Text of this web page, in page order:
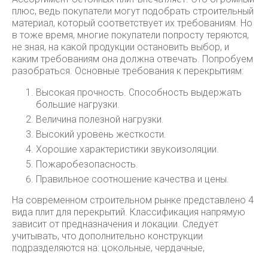
плюс, ведь покупатели могут подобрать строительный
материал, который соответствует их требованиям. Но
в тоже время, многие покупатели попросту теряются,
не зная, на какой продукции остановить выбор, и
каким требованиям она должна отвечать. Попробуем
разобраться. Основные требования к перекрытиям:
Высокая прочность. Способность выдержать
большие нагрузки.
Величина полезной нагрузки.
Высокий уровень жесткости.
Хорошие характеристики звукоизоляции.
Пожаробезопасность.
Правильное соотношение качества и цены.
На современном строительном рынке представлено 4
вида плит для перекрытий. Классификация напрямую
зависит от предназначения и локации. Следует
учитывать, что дополнительно конструкции
подразделяются на: цокольные, чердачные,